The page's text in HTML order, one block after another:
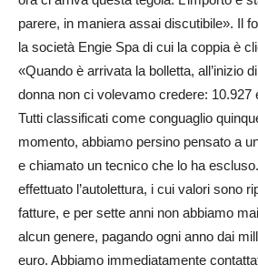
parere, in maniera assai discutibile». Il
la società Engie Spa di cui la coppia è
«Quando è arrivata la bolletta, all’inizio
donna non ci volevamo credere: 10.927
Tutti classificati come conguaglio
momento, abbiamo persino pensato a
e chiamato un tecnico che lo ha
effettuato l’autolettura, i cui valori sono
fatture, e per sette anni non abbiamo
alcun genere, pagando ogni anno dai
euro. Abbiamo immediatamente